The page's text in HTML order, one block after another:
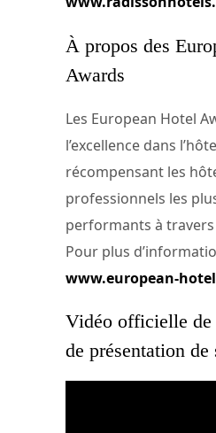
À propos des
Awards
Les European Hotel
l’excellence dans
récompensant les
professionnels les
performants à travers
Pour plus
www.european-
Vidéo officielle de
de présentation